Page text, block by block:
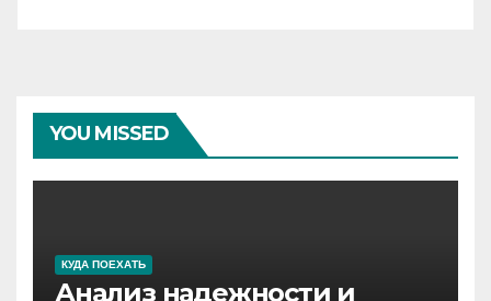
YOU MISSED
КУДА ПОЕХАТЬ
Анализ надежности и